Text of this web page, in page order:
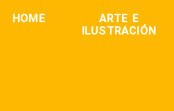
HOME
ARTE E
ILUSTRACIÓN